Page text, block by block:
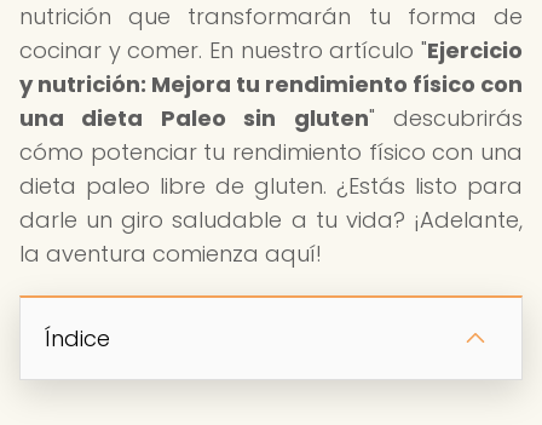
nutrición que transformarán tu forma de
cocinar y comer. En nuestro artículo "Ejercicio
y nutrición: Mejora tu rendimiento físico con
una dieta Paleo sin gluten" descubrirás
cómo potenciar tu rendimiento físico con una
dieta paleo libre de gluten. ¿Estás listo para
darle un giro saludable a tu vida? ¡Adelante,
la aventura comienza aquí!
Índice